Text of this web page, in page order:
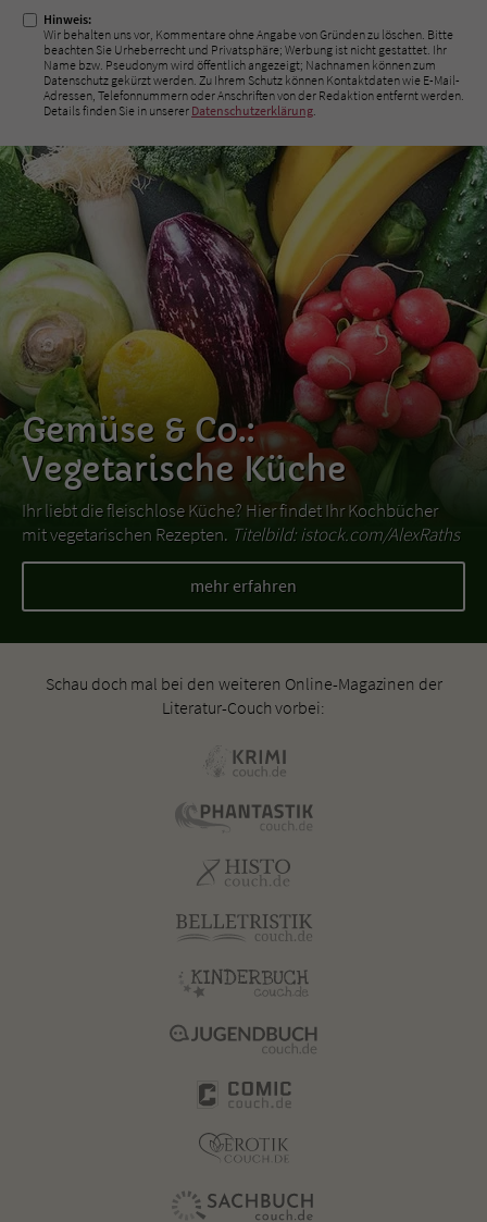
Hinweis:
Wir behalten uns vor, Kommentare ohne Angabe von Gründen zu löschen. Bitte
beachten Sie Urheberrecht und Privatsphäre; Werbung ist nicht gestattet. Ihr
Name bzw. Pseudonym wird öffentlich angezeigt; Nachnamen können zum
Datenschutz gekürzt werden. Zu Ihrem Schutz können Kontaktdaten wie E-Mail-
Adressen, Telefonnummern oder Anschriften von der Redaktion entfernt werden.
Details finden Sie in unserer Datenschutzerklärung
Gemüse & Co.:
Vegetarische Küche
Ihr liebt die fleischlose Küche? Hier findet Ihr Kochbücher
mit vegetarischen Rezepten. Titelbild: istock.com/AlexRaths
mehr erfahren
Schau doch mal bei den weiteren Online-Magazinen der
Literatur-Couch vorbei: